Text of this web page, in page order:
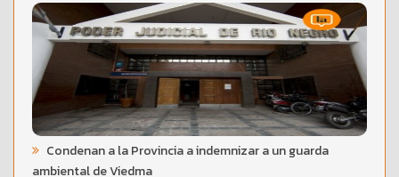
Condenan a la Provincia a indemnizar a un guarda
ambiental de Viedma